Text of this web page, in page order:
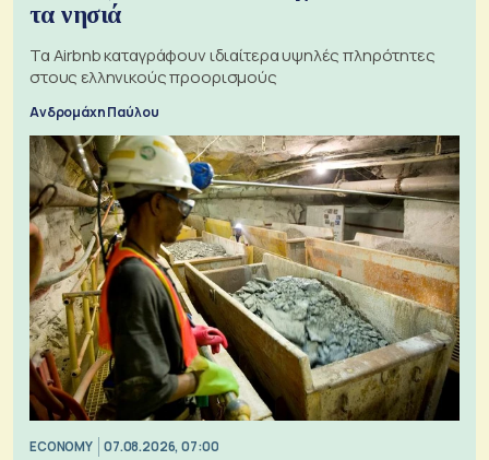
τα νησιά
Τα Airbnb καταγράφουν ιδιαίτερα υψηλές πληρότητες
στους ελληνικούς προορισμούς
Ανδρομάχη Παύλου
ECONOMY 07.08.2026, 07:00